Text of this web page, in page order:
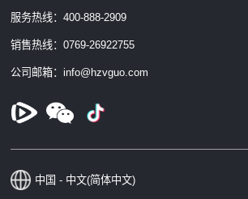
服务热线：400-888-2909
销售热线：0769-26922755
公司邮箱：info@hzvguo.com
中国 - 中文(简体中文)